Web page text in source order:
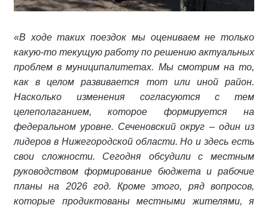
«В ходе таких поездок мы оцениваем не только
какую-то текущую работу по решению актуальных
проблем в муниципалитетах. Мы смотрим на то,
как в целом развивается тот или иной район.
Насколько изменения согласуются с тем
целеполаганием, которое формируется на
федеральном уровне. Сеченовский округ – один из
лидеров в Нижегородской области. Но и здесь есть
свои сложности. Сегодня обсудили с местным
руководством формирование бюджета и рабочие
планы на 2026 год. Кроме этого, ряд вопросов,
которые продиктованы местными жителями, я